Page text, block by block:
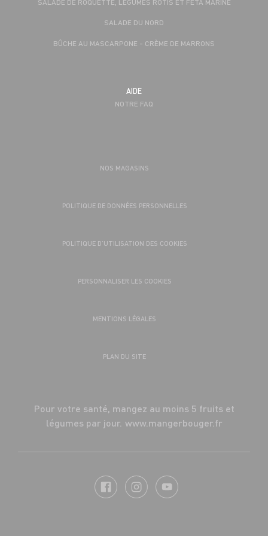
SALADE DU NORD
BÛCHE AU MASCARPONE - CRÈME DE MARRONS
AIDE
NOTRE FAQ
NOS MAGASINS
POLITIQUE DE DONNÉES PERSONNELLES
POLITIQUE D’UTILISATION DES COOKIES
PERSONNALISER LES COOKIES
MENTIONS LÉGALES
PLAN DU SITE
Pour votre santé, mangez au moins 5 fruits et
légumes par jour. www.mangerbouger.fr